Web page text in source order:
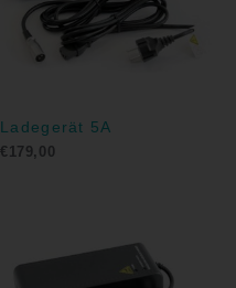
Ladegerät 5A
€ 179,00